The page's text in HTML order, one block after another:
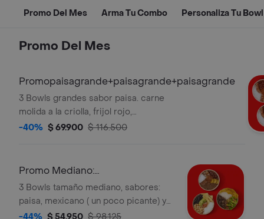
Promo Del Mes Arma Tu Combo Personaliza Tu
Promo Del Mes
Promopaisagrande+paisagrande+paisagrande
3 Bowls grandes sabor paisa. carne
molida a la criolla, frijol rojo,
chicharroncitos, chorizo, maduro, hogao y
-40% $ 69.900 $ 116.500
Promo Mediano:
1paisa+1mexicano+ 1cerdo
3 Bowls tamaño mediano, sabores:
paisa, mexicano ( un poco picante) y
cerdo agridulce. * la bebida tiene un